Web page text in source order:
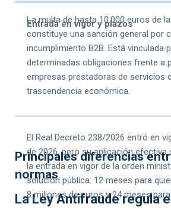
La multa de hasta 10.000 euros de
constituye una sanción general por
incumplimiento B2B. Está vinculada
determinadas obligaciones frente a
empresas prestadoras de servicios
trascendencia económica.
Entrada en vigor y plazos
El Real Decreto 238/2026 entró en
de 2026, pero su aplicación efectiva
la entrada en vigor de la orden
solución pública: 12 meses para
8 millones de euros y 24 meses
Principales diferencias
normas
La Ley Antifraude regula